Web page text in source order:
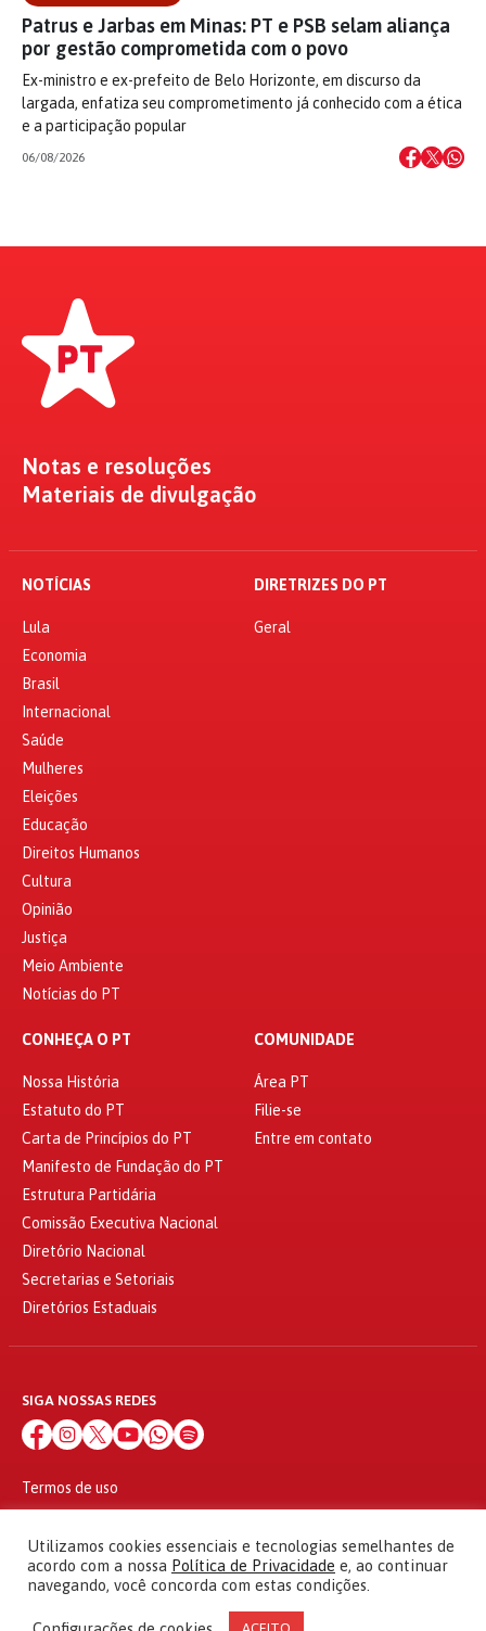
Patrus e Jarbas em Minas: PT e PSB selam aliança
por gestão comprometida com o povo
Ex-ministro e ex-prefeito de Belo Horizonte, em discurso da
largada, enfatiza seu comprometimento já conhecido com a ética
e a participação popular
06/08/2026
Notas e resoluções
Materiais de divulgação
NOTÍCIAS
Lula
Economia
Brasil
Internacional
Saúde
Mulheres
Eleições
Educação
Direitos Humanos
Cultura
Opinião
Justiça
Meio Ambiente
Notícias do PT
DIRETRIZES DO PT
Geral
CONHEÇA O PT
Nossa História
Estatuto do PT
Carta de Princípios do PT
Manifesto de Fundação do PT
Estrutura Partidária
Comissão Executiva Nacional
Diretório Nacional
Secretarias e Setoriais
Diretórios Estaduais
COMUNIDADE
Área PT
Filie-se
Entre em contato
SIGA NOSSAS REDES
Termos de uso
© 2010 - 2026
Partido dos Trabalhadores Todos os direitos reservados
Utilizamos cookies essenciais e tecnologias semelhantes de
acordo com a nossa Política de Privacidade e, ao continuar
navegando, você concorda com estas condições.